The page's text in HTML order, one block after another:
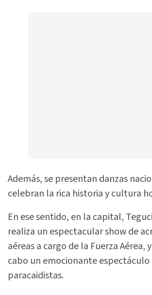
Además, se presentan danzas
celebran la rica historia y cultura
En ese sentido, en la capital,
realiza un espectacular show de
aéreas a cargo de la Fuerza Aérea,
cabo un emocionante espectáculo
paracaidistas.